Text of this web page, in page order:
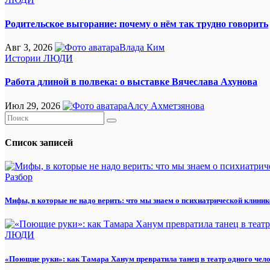
Родительское выгорание: почему о нём так трудно говорить
Авг 3, 2026
Влада Ким
Истории ЛЮДИ
Работа длиной в полвека: о выставке Вячеслава Ахунова
Июл 29, 2026 Алсу Ахметзянова
Список записей
Разбор
Мифы, в которые не надо верить: что мы знаем о психиатрической
ЛЮДИ
«Поющие руки»: как Тамара Ханум превратила танец в театр одного